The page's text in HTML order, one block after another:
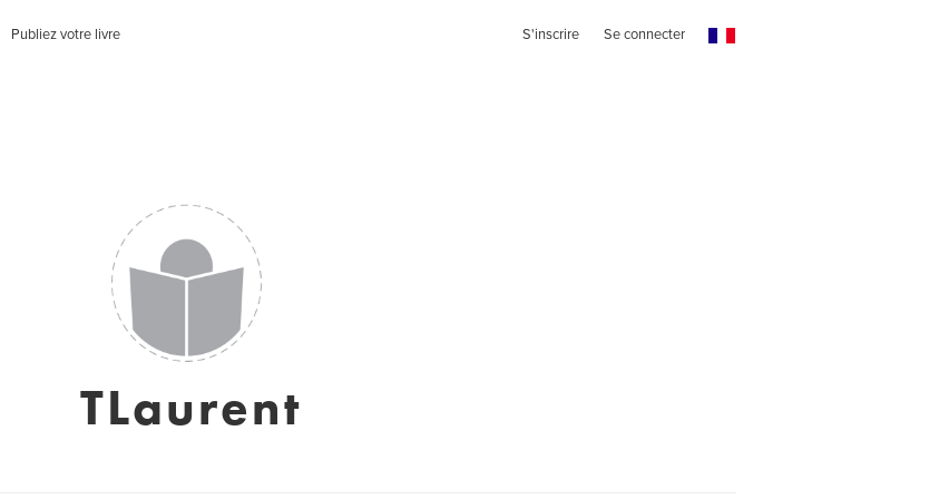
Publiez votre livre S'inscrire Se connecter
TLaurent